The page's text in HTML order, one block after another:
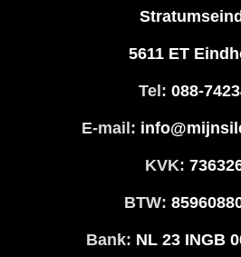
5611 ET
Tel: 088-
E-mail:
KVK:
BTW:
Bank: NL 23 INGB